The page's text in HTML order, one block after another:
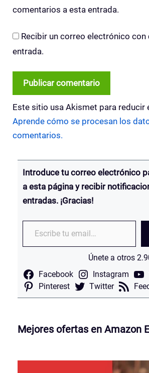
comentarios a esta entrada.
Recibir un correo electrónico con
entrada.
Este sitio usa Akismet para reducir
Aprende cómo se procesan los
comentarios.
Introduce tu correo electrónico
a esta página y recibir
entradas. ¡Gracias!
Escribe tu email…
Únete a otros
Facebook Instagram
Pinterest
Twitter
Mejores ofertas en Amazon